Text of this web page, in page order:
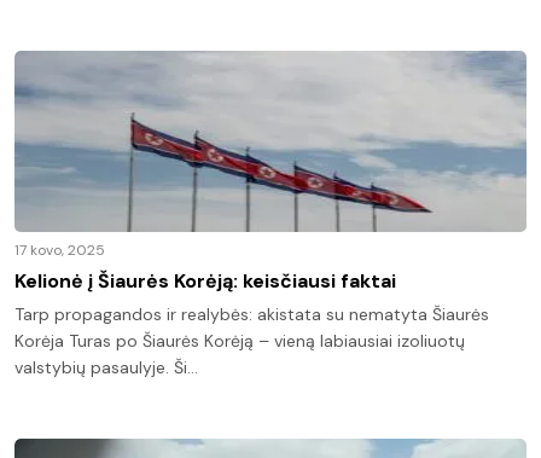
17 kovo, 2025
Kelionė į Šiaurės Korėją: keisčiausi faktai
Tarp propagandos ir realybės: akistata su nematyta Šiaurės
Korėja Turas po Šiaurės Korėją – vieną labiausiai izoliuotų
valstybių pasaulyje. Ši…